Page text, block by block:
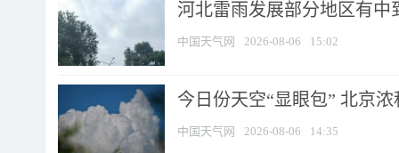
河北雷雨发展部分地区有中
中国天气网 2026-08-06 15:02
今日份天空“显眼包” 北京
中国天气网 2026-08-06 14:35